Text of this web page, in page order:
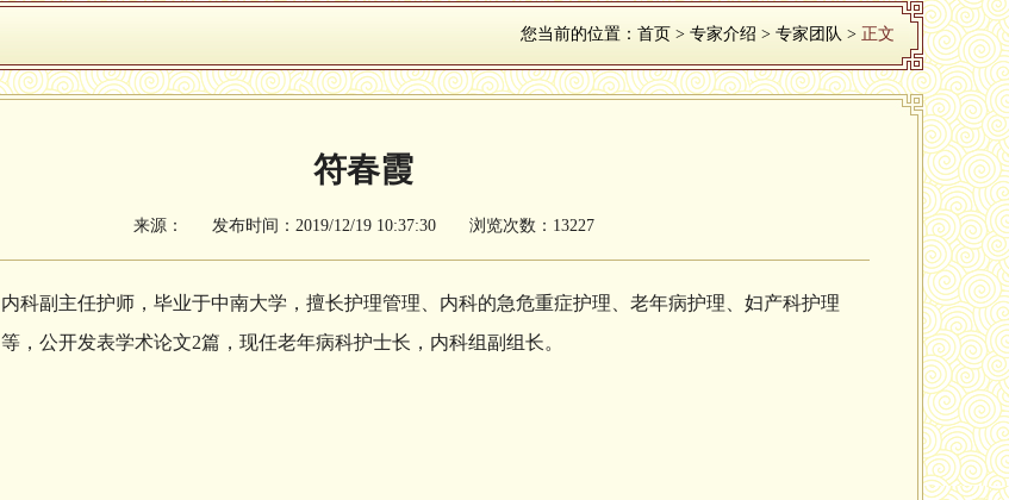
您当前的位置： 首页 > 专家介绍 > 专家团队 > 正文
符春霞
来源： 发布时间：2019/12/19 10:37:30 浏览次数：13227
内科副主任护师，毕业于中南大学，擅长护理管理、内科的急危重症护理、老年病护理、妇产科护理
等，公开发表学术论文2篇，现任老年病科护士长，内科组副组长。